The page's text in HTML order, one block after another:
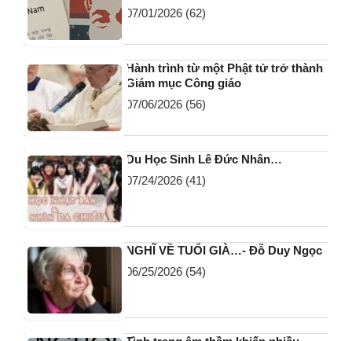
07/01/2026 (62)
Hành trình từ một Phật tử trở thành
Giám mục Công giáo
07/06/2026 (56)
Du Học Sinh Lê Đức Nhân…
07/24/2026 (41)
NGHĨ VỀ TUỔI GIÀ…- Đỗ Duy Ngọc
06/25/2026 (54)